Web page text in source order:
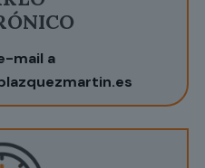
mail a